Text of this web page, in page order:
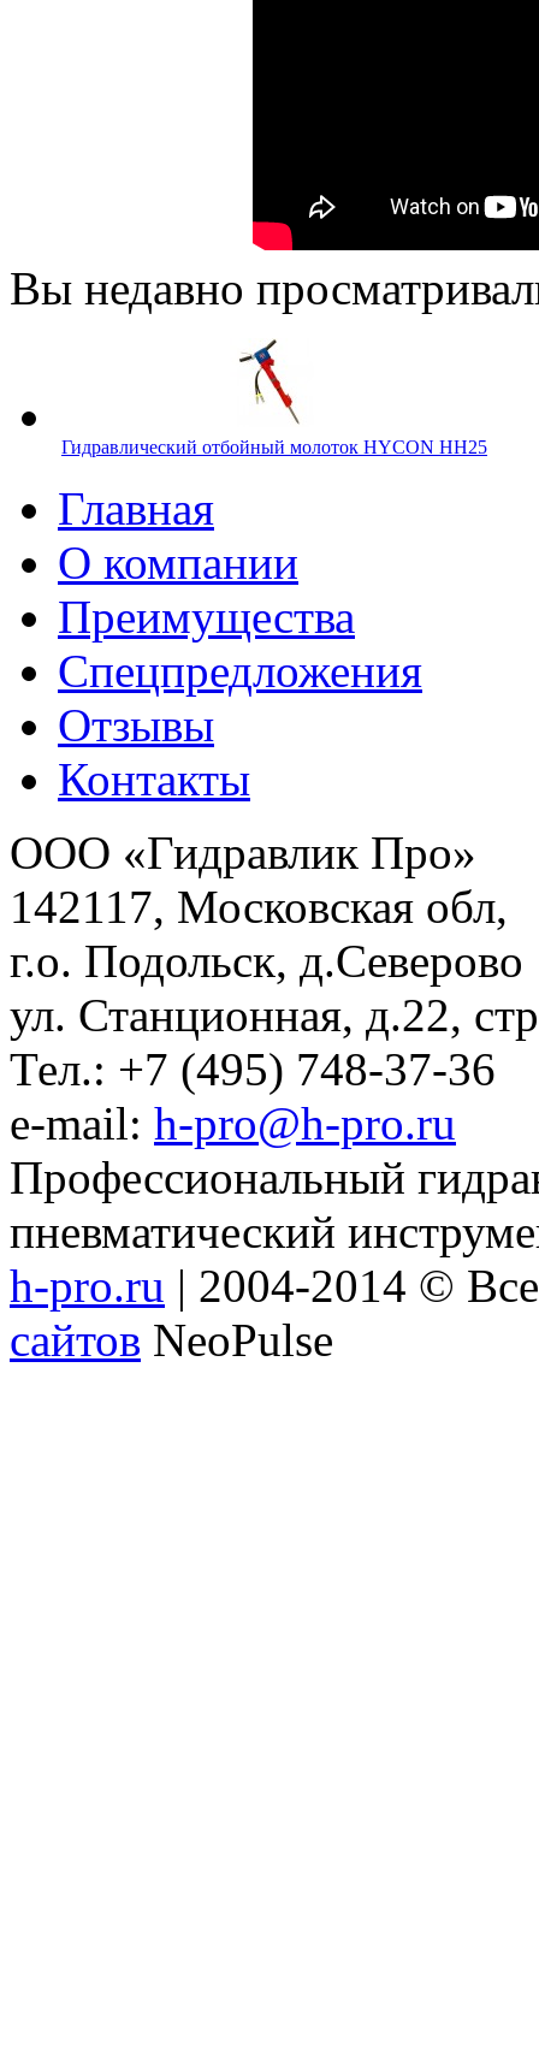
Вы недавно
Гидравлический отбойный молоток HYCON HH25
Главная
О компании
Преимущества
Спецпредложения
Отзывы
Контакты
ООО «Гидравлик Про»
142117, Московская обл,
г.о. Подольск, д.Северово
ул. Станционная, д.22,
Тел.: +7 (495) 748-37-36
e-mail: h-pro@h-pro.ru
Профессиональный
пневматический
h-pro.ru | 2004-2014 ©
сайтов NeoPulse